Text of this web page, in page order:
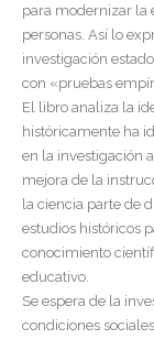
para modernizar la
personas. Así lo
investigación
con «pruebas
El libro analiza la
históricamente ha
en la investigación
mejora de la
la ciencia parte de
estudios históricos
conocimiento
educativo.
Se espera de la
condiciones